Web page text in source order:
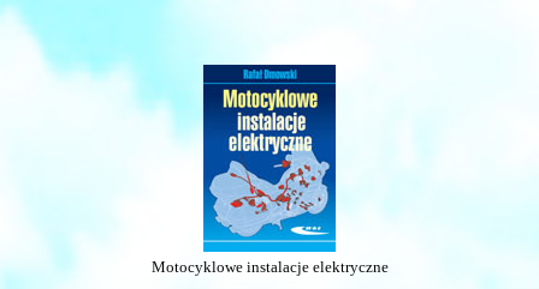
Motocyklowe instalacje elektryczne